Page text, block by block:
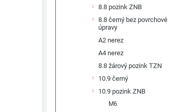
8.8 pozink ZNB
8.8 černý bez povrchové
úpravy
A2 nerez
A4 nerez
8.8 žárový pozink TZN
10.9 černý
10.9 pozink ZNB
M6